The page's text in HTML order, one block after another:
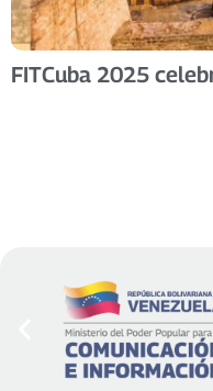
FITCuba 2025